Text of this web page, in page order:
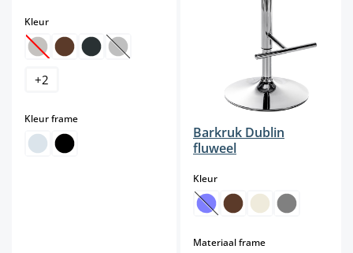
Kleurselect
(Deze optie is momenteel niet beschikbaar.)
(Deze optie is momenteel niet beschikbaar.)
+2
Kleur frameselect
Barkruk Dublin
fluweel
Kleurselect
(Deze optie is momenteel niet
Materiaal frameselect